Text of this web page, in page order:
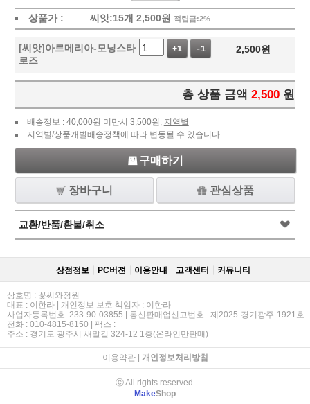
상품가 : 씨앗:15개 2,500원 적립금:2%
[씨앗]아르메리아-모닝스타
로즈
+1 -1 2,500원
총 상품 금액 2,500 원
배송정보 : 40,000원 미만시 3,500원, 지역별
지역별/상품개별배송정책에 따라 변동될 수 있습니다
구매하기
장바구니 관심상품
교환/반품/환불/취소
상점정보 PC버젼 이용안내 고객센터 커뮤니티
상호명 : 꽃씨와정원
대표 : 이한라 | 개인정보 보호 책임자 : 이한라
사업자등록번호 :233-90-03855 | 통신판매업신고번호 : 제2025-경기광주-1921호
전화 : 010-4815-8150 | 팩스 :
주소 : 경기도 광주시 새말길 324-12 1층(온라인만판매)
이용약관| 개인정보처리방침
ⓒ All rights reserved.
MakeShop